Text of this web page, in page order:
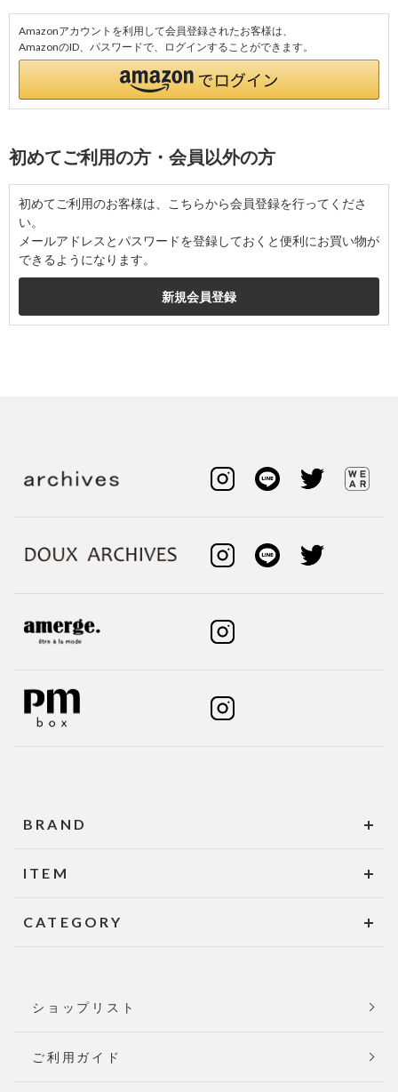
Amazonアカウントを利用して会員登録されたお客様は、
AmazonのID、パスワードで、ログインすることができます。
初めてご利用の方・会員以外の方
初めてご利用のお客様は、こちらから会員登録を行ってくださ
い。
メールアドレスとパスワードを登録しておくと便利にお買い物が
できるようになります。
BRAND
ITEM
CATEGORY
ショップリスト
ご利用ガイド